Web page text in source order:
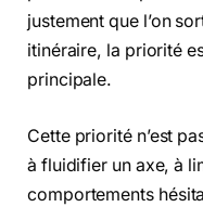
justement que l’on
itinéraire, la priorité
principale.
Cette priorité n’est
à fluidifier un axe, à
comportements